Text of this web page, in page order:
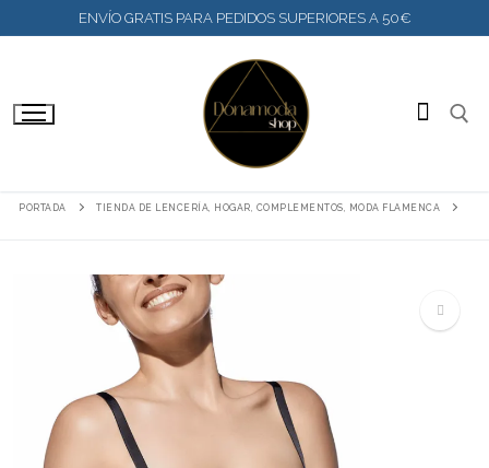
ENVÍO GRATIS PARA PEDIDOS SUPERIORES A 50€
PORTADA TIENDA DE LENCERÍA, HOGAR, COMPLEMENTOS, MODA FLAMENCA